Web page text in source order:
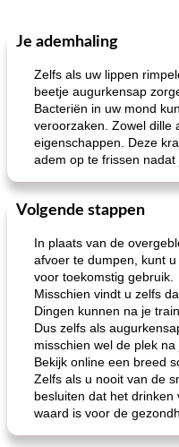
Zeevruchten
geroosterde tilapia parmezaan
Je ademhaling
Zelfs als uw lippen
beetje augurkensap
Bacteriën in uw mond
veroorzaken. Zowel dille
eigenschappen. Deze
adem op te frissen
Volgende stappen
In plaats van de
afvoer te dumpen, kunt
voor toekomstig gebruik.
Misschien vindt u zelfs
Dingen kunnen na je
Dus zelfs als
misschien wel de plek na
Bekijk online een breed
Zelfs als u nooit van de
besluiten dat het
waard is voor de